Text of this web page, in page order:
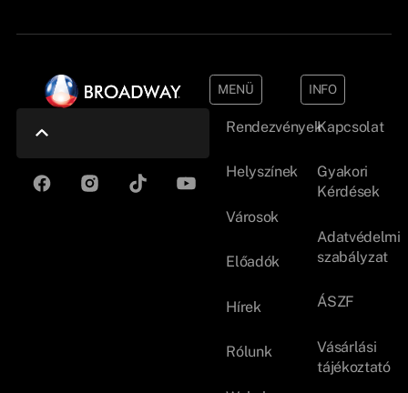
MENÜ
Rendezvények
Helyszínek
Városok
Előadók
Hírek
Rólunk
INFO
Kapcsolat
Gyakori
Kérdések
Adatvédelmi
szabályzat
ÁSZF
Vásárlási
tájékoztató